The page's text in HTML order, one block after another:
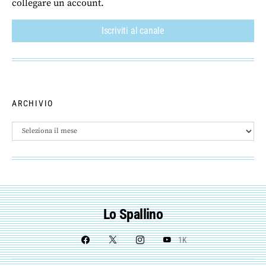
collegare un account.
Iscriviti al canale
ARCHIVIO
Archivio
Lo Spallino
1K